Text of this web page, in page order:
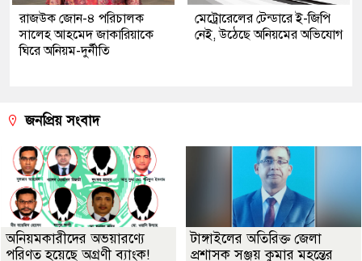
রাজউক জোন-৪ পরিচালক
সালেহ আহমেদ জাকারিয়াকে
ঘিরে অনিয়ম-দুর্নীতি
মেট্রোরেলের টেন্ডারে ই-জিপি
নেই, উঠেছে অনিয়মের অভিযোগ
জনপ্রিয় সংবাদ
অনিয়মকারীদের অভয়ারণ্যে
পরিণত হয়েছে অগ্রণী ব্যাংক!
টাঙ্গাইলের অতিরিক্ত জেলা
প্রশাসক সঞ্জয় কুমার মহন্তের